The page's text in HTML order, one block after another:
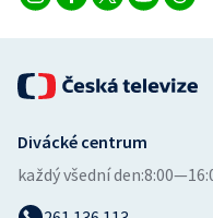
Divácké centrum
každý všední den: